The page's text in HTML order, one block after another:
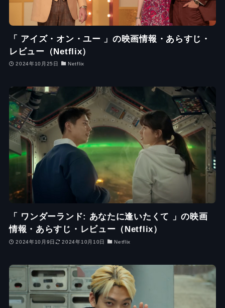
「 アイズ・オン・ユー 」の映画情報・あらすじ・
レビュー（Netflix）
2024年10月25日 Netflix
「 ワンダーランド: あなたに逢いたくて 」の映画
情報・あらすじ・レビュー（Netflix）
2024年10月9日 2024年10月10日 Netflix